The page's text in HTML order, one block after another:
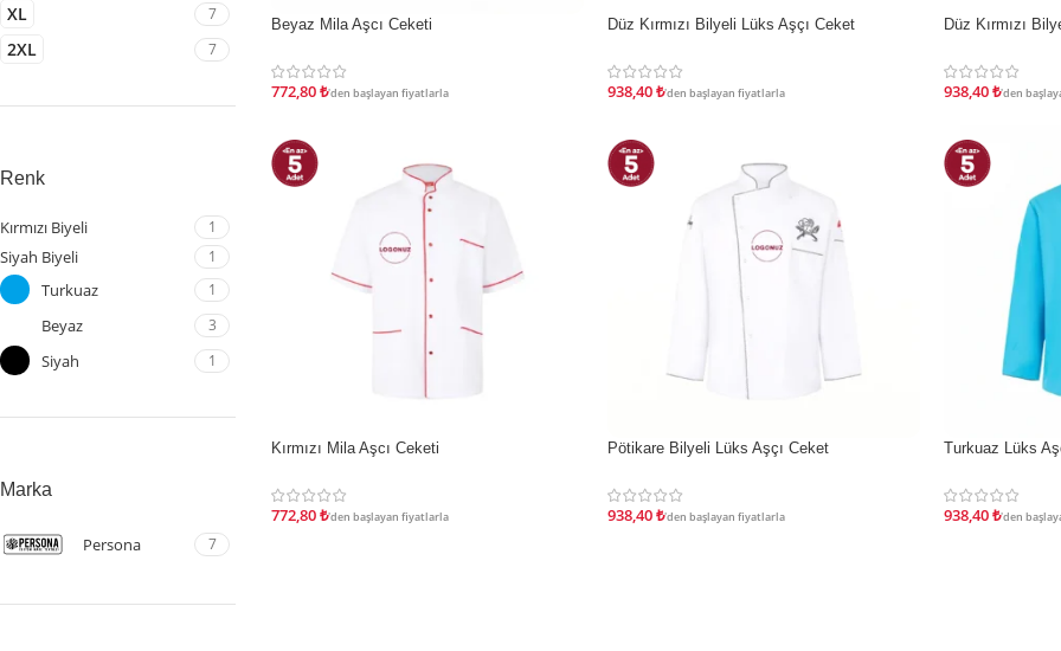
XL 7
2XL 7
Renk
Kırmızı Biyeli 1
Siyah Biyeli 1
Turkuaz 1
Beyaz 3
Siyah 1
Marka
Persona 7
İNDIRIM
Beyaz Mila Aşcı Ceketi
772,80₺'den başlayan fiyatlarla
İNDIRIM
Düz Kırmızı Bilyeli Lüks Aşçı Ceket
938,40₺'den başlayan fiyatlarla
İNDIRIM
Düz Kırmızı
938,40₺'den
İNDIRIM
Kırmızı Mila Aşcı Ceketi
772,80₺'den başlayan fiyatlarla
İNDIRIM
Pötikare Bilyeli Lüks Aşçı Ceket
938,40₺'den başlayan fiyatlarla
İNDIRIM
Turkuaz Lüks
938,40₺'den